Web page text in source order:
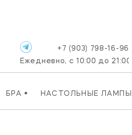
БРА • НАСТОЛЬНЫЕ ЛАМПЫ
+7 (903) 798-16-96
Ежедневно, с 10:00 до 21:00